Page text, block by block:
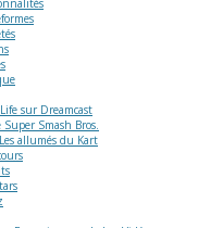
sur Dreamcast
Super Smash Bros.
allumés du Kart